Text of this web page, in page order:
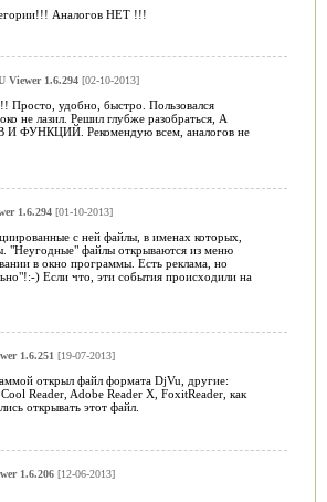
Аналогов НЕТ !!!
Viewer 1.6.294[02-10-2013]
Просто, удобно, быстро. Пользовался
не лазил. Решил глубже разобраться, А
ФУНКЦИЙ. Рекомендую всем, аналогов не
1.6.294[01-10-2013]
с ней файлы, в именах которых,
"Неугодные" файлы открываются из меню
в окно программы. Есть реклама, но
) Если что, эти события происходили на
1.6.251 [19-07-2013]
открыл файл формата DjVu, другие:
Reader, Adobe Reader X, FoxitReader, как
открывать этот файл.
1.6.206[12-06-2013]